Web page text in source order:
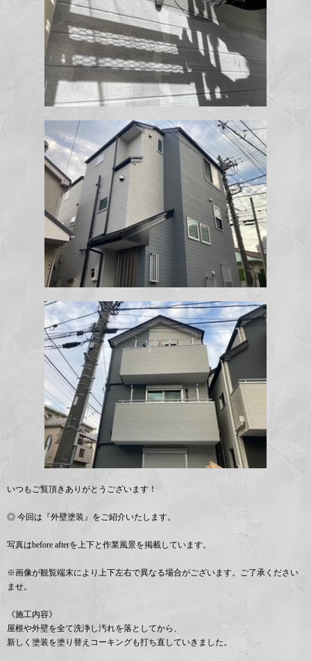
いつもご覧頂きありがとうございます！
◎ 今回は『外壁塗装』をご紹介いたします。
写真はbefore afterを上下と作業風景を掲載しています。
※画像が観覧端末により上下左右で異なる場合がございます。ご了承ください
ませ。
《施工内容》
屋根や外壁を全て洗浄し汚れを落としてから、
新しく塗装を塗り替えコーキングも打ち直していきました。